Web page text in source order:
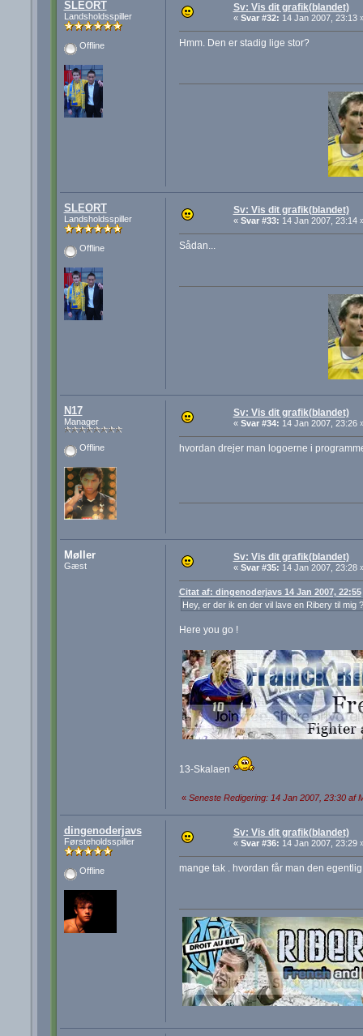
SLEORT
Landsholdsspiller
Offline
Sv: Vis dit grafik(blandet)
« Svar #32: 14 Jan 2007, 23:13
Hmm. Den er stadig lige stor?
SLEORT
Landsholdsspiller
Offline
Sv: Vis dit grafik(blandet)
« Svar #33: 14 Jan 2007, 23:14
Sådan...
N17
Manager
Offline
Sv: Vis dit grafik(blandet)
« Svar #34: 14 Jan 2007, 23:26
hvordan drejer man logoerne i
Møller
Gæst
Sv: Vis dit grafik(blandet)
« Svar #35: 14 Jan 2007, 23:28
Citat af: dingenoderjavs 14 Jan 2007, 22:55
Hey, er der ik en der vil lave en Ribery til mig
Here you go !
13-Skalaen
« Seneste Redigering: 14 Jan 2007, 23:30 af
dingenoderjavs
Førsteholdsspiller
Offline
Sv: Vis dit grafik(blandet)
« Svar #36: 14 Jan 2007, 23:29
mange tak . hvordan får man den